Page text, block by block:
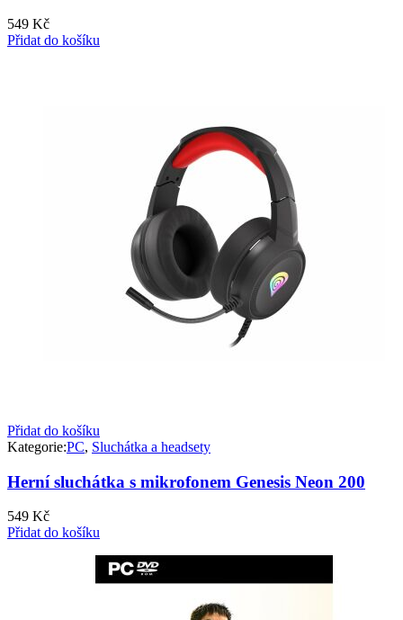
549 Kč
Přidat do košíku
Přidat do košíku
Kategorie:PC, Sluchátka a headsety
Herní sluchátka s mikrofonem Genesis Neon 200
549 Kč
Přidat do košíku